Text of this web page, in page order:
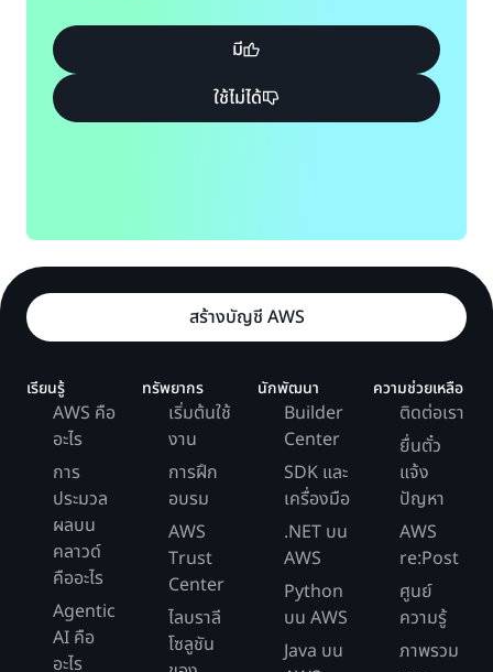
มี
ใช้ไม่ได้
สร้างบัญชี AWS
เรียนรู้
AWS คือ
อะไร
การ
ประมวล
ผลบน
คลาวด์
คืออะไร
Agentic
AI คือ
อะไร
ทรัพยากร
เริ่มต้นใช้
งาน
การฝึก
อบรม
AWS
Trust
Center
ไลบราลี
โซลูชัน
นักพัฒนา
Builder
Center
SDK และ
เครื่องมือ
.NET บน
AWS
Python
บน AWS
Java บน
ความช่วยเหลือ
ติดต่อเรา
ยื่นตั๋ว
แจ้ง
ปัญหา
AWS
re:Post
ศูนย์
ความรู้
ภาพรวม